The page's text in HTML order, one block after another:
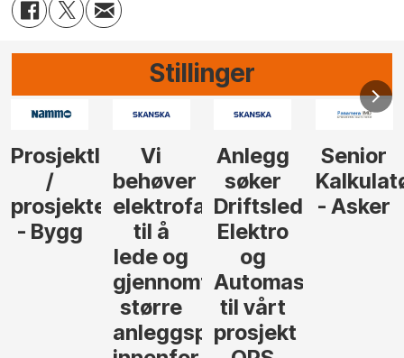
Stillinger
Anlegg
søker
Driftsleder
Elektro
Automasjon
Senior
Kalkulatør
- Asker
Senior
Tilbudsleder
Anlegg
- Oslo